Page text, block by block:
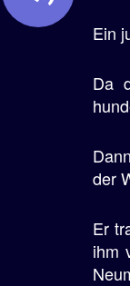
Ein
Da
der
Er
ihm